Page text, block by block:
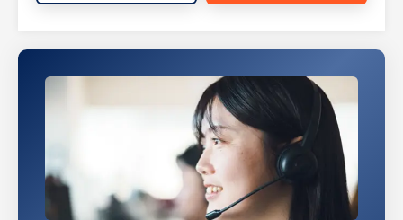
※詳細は面談時にお伝えします
【企業の特徴】
当社は、東証プライム市場に上場している半
導体関連製品メーカーです。「常に創造し挑
戦する」という企業理念を掲げ、日本の高度